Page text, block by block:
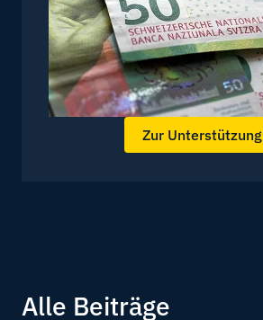
Zur Unterstützung
Alle Beiträge